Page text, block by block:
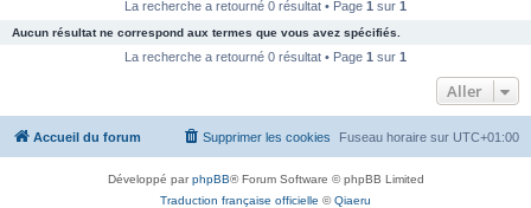
c
e
La recherche a retourné 0 résultat • Page 1 sur 1
Aucun résultat ne correspond aux termes que vous avez spécifiés.
La recherche a retourné 0 résultat • Page 1 sur 1
Aller
Accueil du forum Fuseau horaire sur UTC+01:00
Supprimer les cookies
Développé parphpBB® Forum Software © phpBB Limited
Traduction française officielle ©Qiaeru